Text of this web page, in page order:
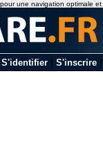
S'identifier S'inscrire
une navigation optimale